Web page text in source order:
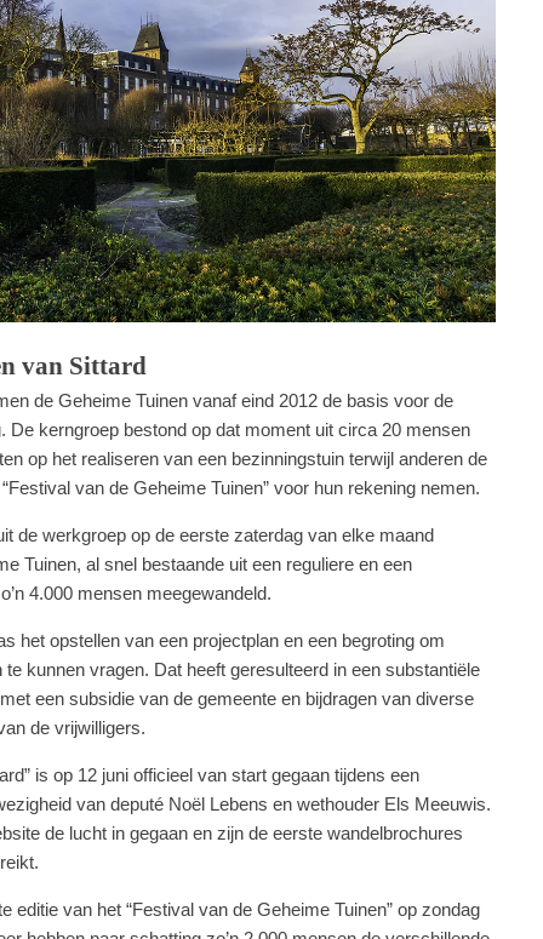
van Sittard
de Geheime Tuinen vanaf eind 2012 de basis voor de
De kerngroep bestond op dat moment uit circa 20 mensen
op het realiseren van een bezinningstuin terwijl anderen de
van de Geheime Tuinen” voor hun rekening nemen.
de werkgroep op de eerste zaterdag van elke maand
Tuinen, al snel bestaande uit een reguliere en een
4.000 mensen meegewandeld.
het opstellen van een projectplan en een begroting om
kunnen vragen. Dat heeft geresulteerd in een substantiële
een subsidie van de gemeente en bijdragen van diverse
de vrijwilligers.
is op 12 juni officieel van start gegaan tijdens een
van deputé Noël Lebens en wethouder Els Meeuwis.
de lucht in gegaan en zijn de eerste wandelbrochures
editie van het “Festival van de Geheime Tuinen” op zondag